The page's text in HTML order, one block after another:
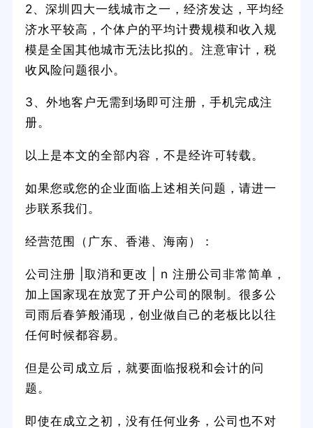
2、深圳四大一线城市之一，经济发达，平均经
济水平较高，个体户的平均计费规模和收入规
模是全国其他城市无法比拟的。注意审计，税
收风险问题很小。
3、外地客户无需到场即可注册，手机完成注
册。
以上是本文的全部内容，不是经许可转载。
如果您或您的企业面临上述相关问题，请进一
步联系我们。
经营范围（广东、香港、海南）：
公司注册 |取消和更改 | n 注册公司非常简单，
加上国家现在放宽了开户公司的限制。很多公
司雨后春笋般涌现，创业做自己的老板比以往
任何时候都容易。
但是公司成立后，就要面临报税和会计的问
题。
即使在成立之初，没有任何业务，公司也不对